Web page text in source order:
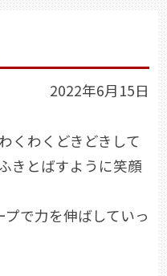
2022年6月15日
くわくどきどきして
きとばすように笑顔
で力を伸ばしていっ